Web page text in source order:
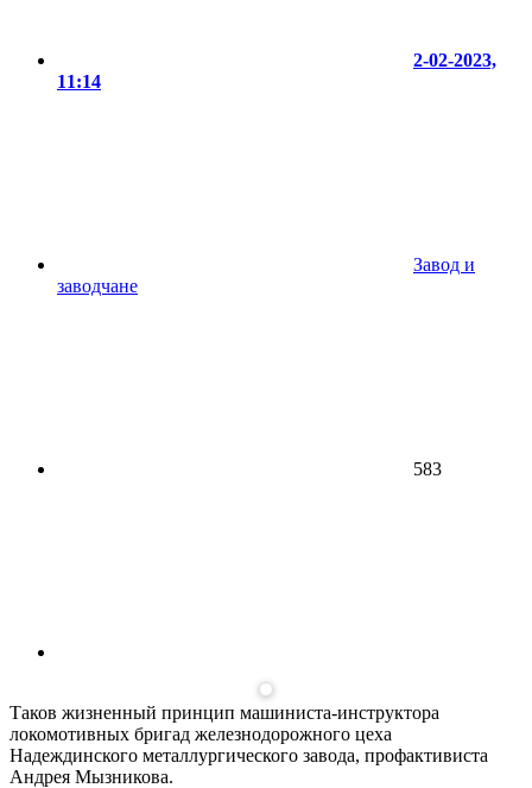
2-02-2023,
11:14
Завод и
заводчане
583
Таков жизненный принцип машиниста-инструктора
локомотивных бригад железнодорожного цеха
Надеждинского металлургического завода, профактивиста
Андрея Мызникова.